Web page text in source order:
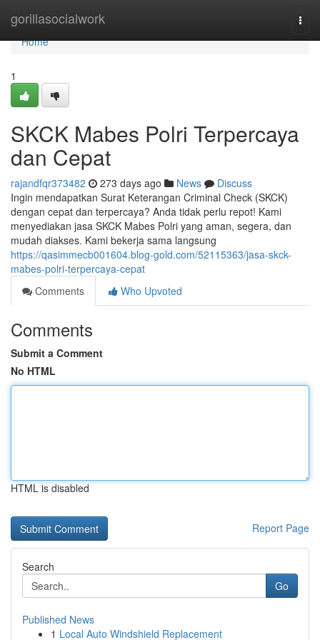
gorillasocialwork
Home
Home
1
SKCK Mabes Polri Terpercaya
dan Cepat
rajandfqr373482 273 days ago News
Discuss
Ingin mendapatkan Surat Keterangan Criminal Check (SKCK)
dengan cepat dan terpercaya? Anda tidak perlu repot! Kami
menyediakan jasa SKCK Mabes Polri yang aman, segera, dan
mudah diakses. Kami bekerja sama langsung
https://qasimmecb001604.blog-gold.com/52115363/jasa-skck-
mabes-polri-terpercaya-cepat
Comments
Who Upvoted
Comments
Submit a Comment
No HTML
HTML is disabled
Report Page
Search
Go
Published News
1 Local Auto Windshield Replacement